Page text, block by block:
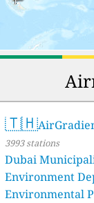
🇹🇭
3993 stations
Dubai
Environment
Environmental